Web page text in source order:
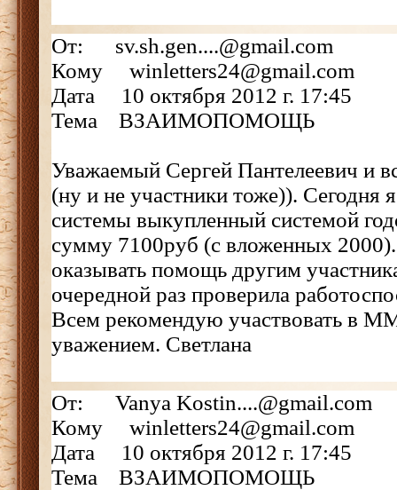
От: sv.sh.gen....@gmail.com
Кому winletters24@gmail.com
Дата 10 октября 2012 г. 17:45
Тема ВЗАИМОПОМОЩЬ
Уважаемый Сергей Пантелеевич и
(ну и не участники тоже)). Сегодня
системы выкупленный системой
сумму 7100руб (с вложенных
оказывать помощь другим
очередной раз проверила
Всем рекомендую участвовать в
уважением. Светлана
От: Vanya Kostin....@gmail.com
Кому winletters24@gmail.com
Дата 10 октября 2012 г. 17:45
Тема ВЗАИМОПОМОЩЬ